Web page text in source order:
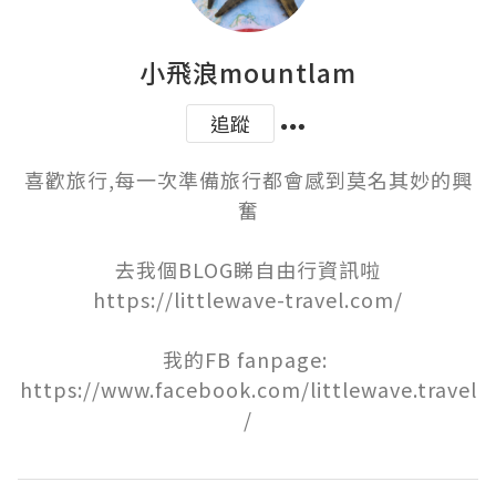
小飛浪mountlam
追蹤
喜歡旅行,每一次準備旅行都會感到莫名其妙的興
奮
去我個BLOG睇自由行資訊啦
https://littlewave-travel.com/
我的FB fanpage:
https://www.facebook.com/littlewave.travel
/